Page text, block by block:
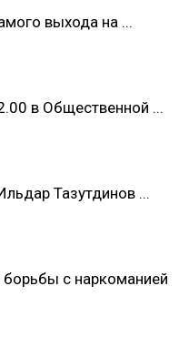
выхода на ...
в Общественной ...
Тазутдинов ...
с наркоманией